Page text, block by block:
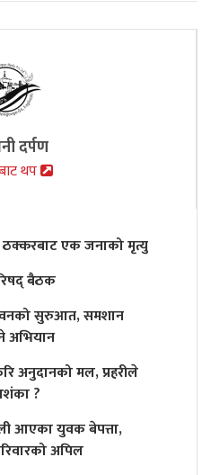
दर्पण
थप
एक जनाको मृत्यु
बैठक
वनको सुरुआत, समशान
अभियान
अनुदानको मल, प्रहरीले
?
आएका युवक बेपत्ता,
अपिल